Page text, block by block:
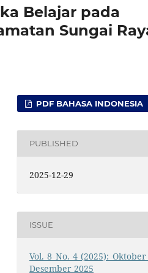
Belajar pada
Sungai
PDF BAHASA INDONESIA
PUBLISHED
2025-12-29
ISSUE
Vol. 8 No. 4 (2025): Oktober
Desember 2025